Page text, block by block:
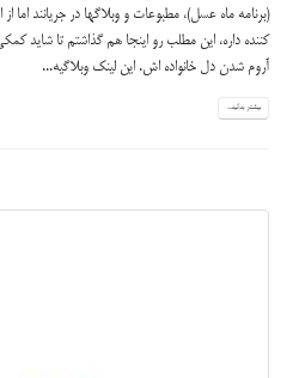
(برنامه ماه عسل)، مطبوعات و وبلاگها در جریانند اما از
کننده داره، این مطلب رو اینجا هم گذاشتم تا شاید
آروم شدن دل خانواده اش. این لینک وبلاگیه...
بیشتر بدانید...